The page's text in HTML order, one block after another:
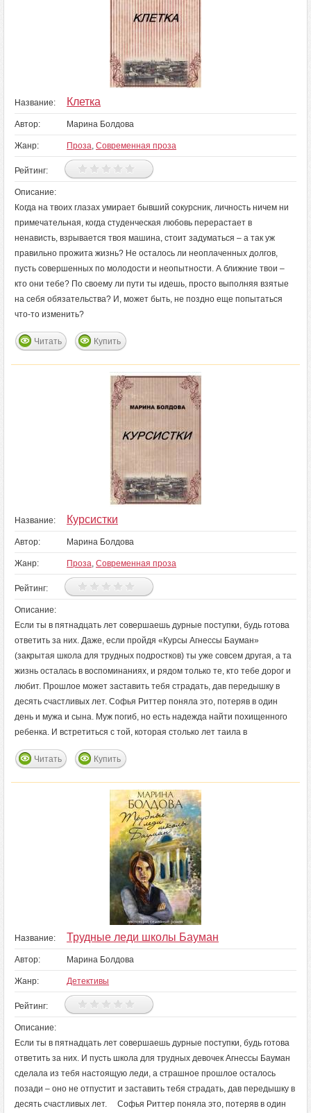
Название: Клетка
Автор: Марина Болдова
Жанр: Проза, Современная проза
Рейтинг:
Описание:
Когда на твоих глазах умирает бывший сокурсник, личность ничем ни
примечательная, когда студенческая любовь перерастает в
ненависть, взрывается твоя машина, стоит задуматься – а так уж
правильно прожита жизнь? Не осталось ли неоплаченных долгов,
пусть совершенных по молодости и неопытности. А ближние твои –
кто они тебе? По своему ли пути ты идешь, просто выполняя взятые
на себя обязательства? И, может быть, не поздно еще попытаться
что-то изменить?
Читать Купить
Название: Курсистки
Автор: Марина Болдова
Жанр: Проза, Современная проза
Рейтинг:
Описание:
Если ты в пятнадцать лет совершаешь дурные поступки, будь готова
ответить за них. Даже, если пройдя «Курсы Агнессы Бауман»
(закрытая школа для трудных подростков) ты уже совсем другая, а та
жизнь осталась в воспоминаниях, и рядом только те, кто тебе дорог и
любит. Прошлое может заставить тебя страдать, дав передышку в
десять счастливых лет. Софья Риттер поняла это, потеряв в один
день и мужа и сына. Муж погиб, но есть надежда найти похищенного
ребенка. И встретиться с той, которая столько лет таила в
Читать Купить
Название: Трудные леди школы Бауман
Автор: Марина Болдова
Жанр: Детективы
Рейтинг:
Описание:
Если ты в пятнадцать лет совершаешь дурные поступки, будь готова
ответить за них. И пусть школа для трудных девочек Агнессы Бауман
сделала из тебя настоящую леди, а страшное прошлое осталось
позади – оно не отпустит и заставить тебя страдать, дав передышку в
десять счастливых лет. Софья Риттер поняла это, потеряв в один